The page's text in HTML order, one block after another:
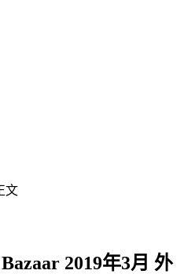
文
2019年3月 外